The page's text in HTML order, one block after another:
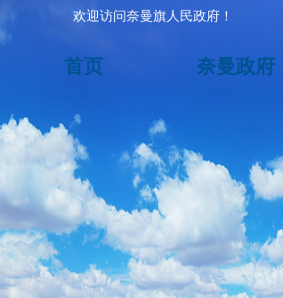
欢迎访问奈曼旗人民政府！
首页 奈曼政府